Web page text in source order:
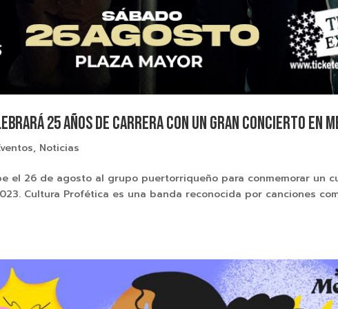
25 años de carrera con un gran concierto en
, Noticias
el 26 de agosto al grupo puertorriqueño para conmemorar un
Cultura Profética es una banda reconocida por canciones